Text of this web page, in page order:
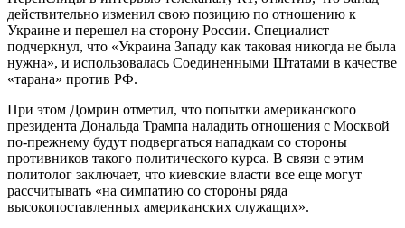
действительно изменил свою позицию по отношению к
Украине и перешел на сторону России. Специалист
подчеркнул, что «Украина Западу как таковая никогда не была
нужна», и использовалась Соединенными Штатами в качестве
«тарана» против РФ.
При этом Домрин отметил, что попытки американского
президента Дональда Трампа наладить отношения с Москвой
по-прежнему будут подвергаться нападкам со стороны
противников такого политического курса. В связи с этим
политолог заключает, что киевские власти все еще могут
рассчитывать «на симпатию со стороны ряда
высокопоставленных американских служащих».